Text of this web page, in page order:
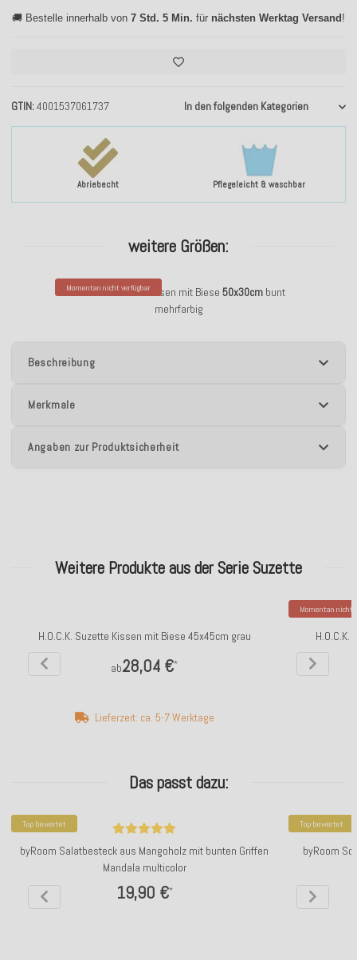
Abriebecht Pflegeleicht & waschbar
GTIN 4001537061737 In den folgenden Kategorien
🚚 Bestelle innerhalb von 7 Std. 5 Min. für nächsten Werktag Versand !
weitere Größen:
Momentan nicht verfügbar
H.O.C.K. Suzette Kissen mit Biese 50x30cmbunt
mehrfarbig
Beschreibung
Merkmale
Angaben zur Produktsicherheit
Weitere Produkte aus der Serie Suzette
H.O.C.K. Suzette Kissen mit Biese 45x45cm grau
ab28,04 €*
Lieferzeit: ca. 5-7 Werktage
Momentan nicht
Das passt dazu:
Top bewertet
byRoom Salatbesteck aus Mangoholz mit bunten Griffen
Mandala multicolor
19,90 €*
Top bewertet
byRoom